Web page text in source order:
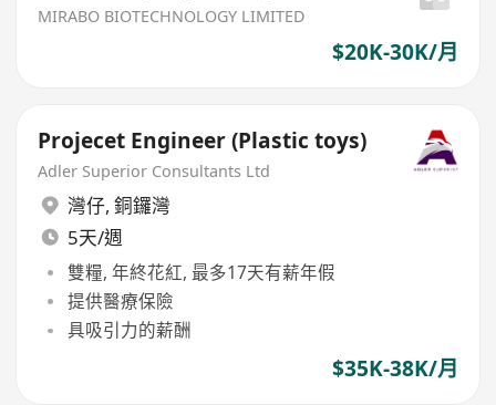
MIRABO BIOTECHNOLOGY LIMITED
$20K-30K/月
Projecet Engineer (Plastic toys)
Adler Superior Consultants Ltd
灣仔, 銅鑼灣
5天/週
雙糧, 年終花紅, 最多17天有薪年假
提供醫療保險
具吸引力的薪酬
$35K-38K/月